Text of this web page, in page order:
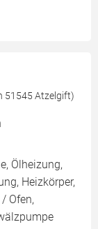
51545 Atzelgift)
Ölheizung,
Heizkörper,
Ofen,